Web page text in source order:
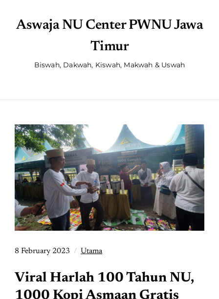
Aswaja NU Center PWNU Jawa
Timur
Biswah, Dakwah, Kiswah, Makwah & Uswah
8 February 2023 Utama
Viral Harlah 100 Tahun NU,
1000 Kopi Asmaan Gratis